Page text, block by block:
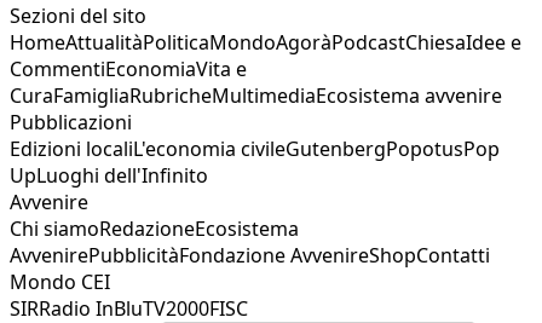
Sezioni del sito
HomeAttualitàPoliticaMondoAgoràPodcastChiesaIdee e
CommentiEconomiaVita e
CuraFamigliaRubricheMultimediaEcosistema avvenire
Pubblicazioni
Edizioni localiL'economia civileGutenbergPopotusPop
UpLuoghi dell'Infinito
Avvenire
Chi siamoRedazioneEcosistema
AvvenirePubblicitàFondazione AvvenireShopContatti
Mondo CEI
SIRRadio InBluTV2000FISC